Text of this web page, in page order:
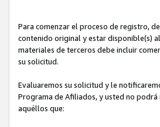
Para comenzar el proceso de registro,
contenido original y estar disponible(s)
materiales de terceros debe incluir
su solicitud.
Evaluaremos su solicitud y le
Programa de Afiliados, y usted no podrá
aquéllos que: